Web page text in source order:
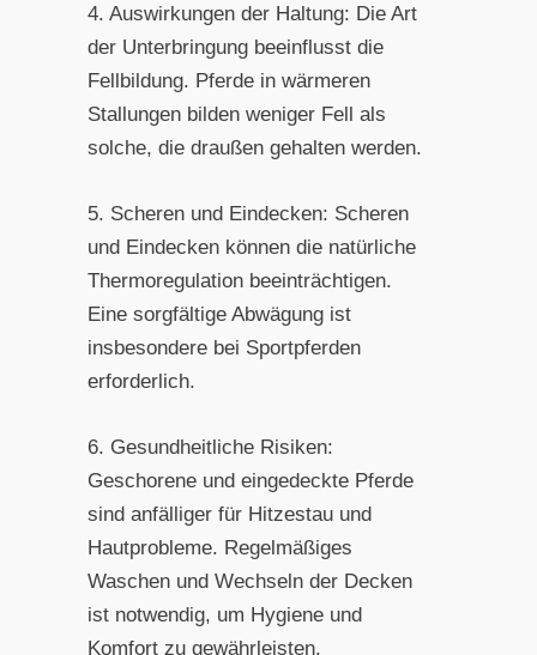
4. Auswirkungen der Haltung: Die Art
der Unterbringung beeinflusst die
Fellbildung. Pferde in wärmeren
Stallungen bilden weniger Fell als
solche, die draußen gehalten werden.
5. Scheren und Eindecken: Scheren
und Eindecken können die natürliche
Thermoregulation beeinträchtigen.
Eine sorgfältige Abwägung ist
insbesondere bei Sportpferden
erforderlich.
6. Gesundheitliche Risiken:
Geschorene und eingedeckte Pferde
sind anfälliger für Hitzestau und
Hautprobleme. Regelmäßiges
Waschen und Wechseln der Decken
ist notwendig, um Hygiene und
Komfort zu gewährleisten.